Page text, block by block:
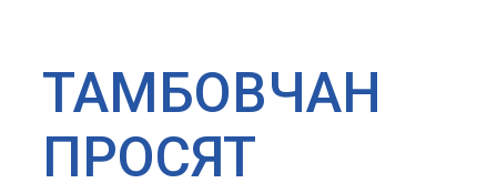
ТАМБОВЧАН
ПРОСЯТ